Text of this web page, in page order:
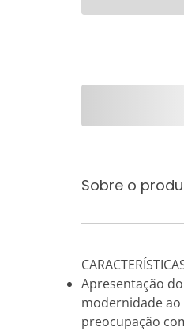
Sobre o
Apresentação
modernidade ao
preocupação